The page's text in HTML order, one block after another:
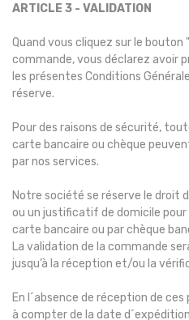
ARTICLE 3 - VALIDATION
Quand vous cliquez sur le bouton
commande, vous déclarez avoir
les présentes Conditions
réserve.
Pour des raisons de sécurité,
carte bancaire ou chèque
par nos services.
Notre société se réserve le droit
ou un justificatif de domicile
carte bancaire ou par chèque
La validation de la commande
jusqu’à la réception et/ou la
En l´absence de réception de
à compter de la date